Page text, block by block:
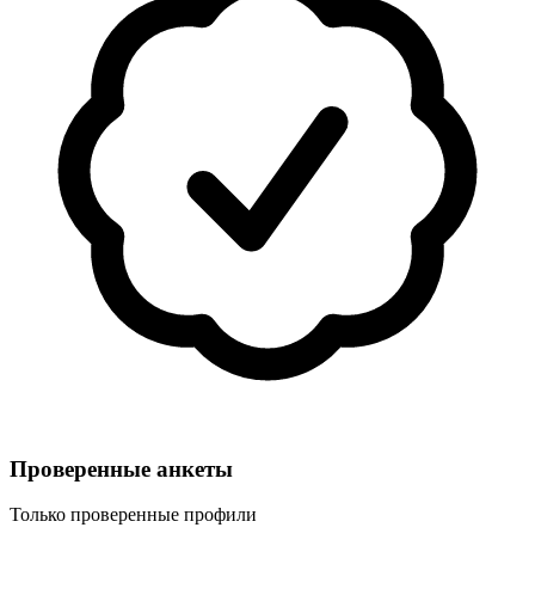
Проверенные анкеты
Только проверенные профили